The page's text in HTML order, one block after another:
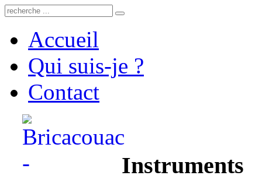
Accueil
Qui suis-je ?
Contact
Instruments